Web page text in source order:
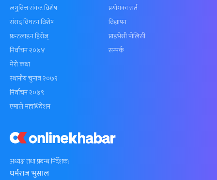
अध्यक्ष तथा प्रबन्ध निर्देशक:
धर्मराज भुसाल
लगुबित्त संकट विशेष
संसद विघटन विशेष
फ्रन्टलाइन हिरोज्
निर्वाचन २०७४
मेरो कथा
स्थानीय चुनाव २०७९
निर्वाचन २०७९
एमाले महाधिवेशन
प्रयोगका सर्त
विज्ञापन
प्राइभेसी पोलिसी
सम्पर्क